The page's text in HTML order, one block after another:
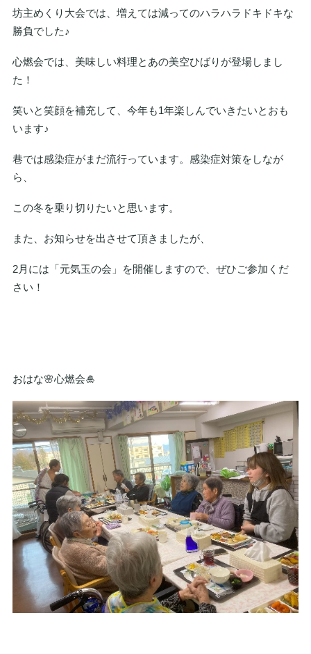
坊主めくり大会では、増えては減ってのハラハラドキドキな
勝負でした♪
心燃会では、美味しい料理とあの美空ひばりが登場しまし
た！
笑いと笑顔を補充して、今年も1年楽しんでいきたいとおも
います♪
巷では感染症がまだ流行っています。感染症対策をしなが
ら、
この冬を乗り切りたいと思います。
また、お知らせを出させて頂きましたが、
2月には「元気玉の会」を開催しますので、ぜひご参加くだ
さい！
おはな🌸心燃会🎍